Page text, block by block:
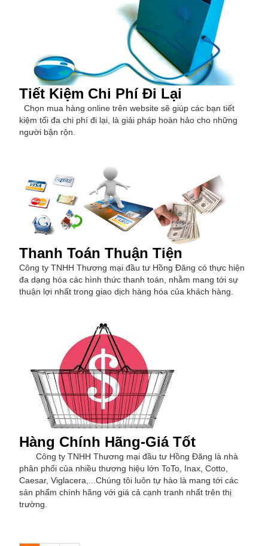
Tiết Kiệm Chi Phí Đi Lại
Chọn mua hàng online trên website sẽ giúp các bạn tiết
kiệm tối đa chi phí đi lại, là giải pháp hoàn hảo cho những
người bận rộn.
Thanh Toán Thuận Tiện
Công ty TNHH Thương mại đầu tư Hồng Đăng có thực hiện
đa dạng hóa các hình thức thanh toán, nhằm mang tới sự
thuận lợi nhất trong giao dịch hàng hóa của khách hàng.
Hàng Chính Hãng-Giá Tốt
Công ty TNHH Thương mại đầu tư Hồng Đăng là nhà
phân phối của nhiều thương hiệu lớn ToTo, Inax, Cotto,
Caesar, Viglacera,...Chúng tôi luôn tự hào là mang tới các
sản phẩm chính hãng với giá cả cạnh tranh nhất trên thị
trường.